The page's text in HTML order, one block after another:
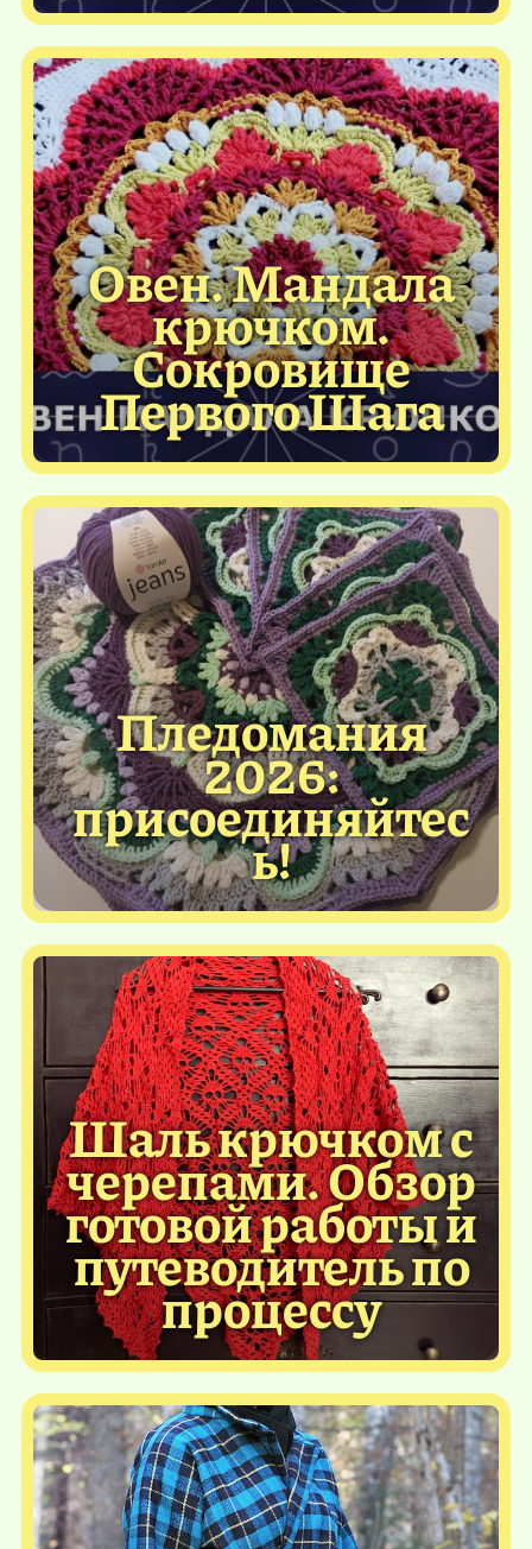
Овен. Мандала
крючком.
Сокровище
Первого Шага
Пледомания
2026:
присоединяйтес
ь!
Шаль крючком с
черепами. Обзор
готовой работы и
путеводитель по
процессу